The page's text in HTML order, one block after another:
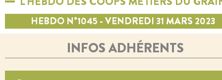
HEBDO N°1045 - VENDREDI 31 MARS 2023
INFOS ADHÉRENTS